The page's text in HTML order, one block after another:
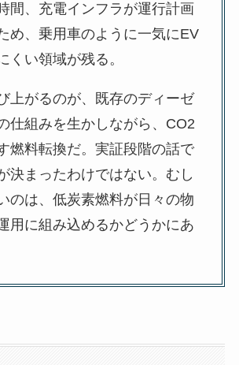
間、充電インフラが運行計画
め、乗用車のように一気にEV
くい領域が残る。
上がるのが、既存のディーゼ
仕組みを生かしながら、CO2
燃料転換だ。実証段階の話で
決まったわけではない。むし
のは、低炭素燃料が日々の物
用に組み込めるかどうかにあ